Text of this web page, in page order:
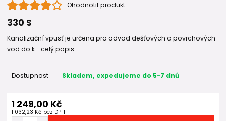
Ohodnotit produkt
330 S
Kanalizační vpusť je určena pro odvod dešťových a povrchových
vod do k... celý popis
Dostupnost Skladem, expedujeme do 5-7 dnů
1 249,00 Kč
1 032,23 Kč bez DPH